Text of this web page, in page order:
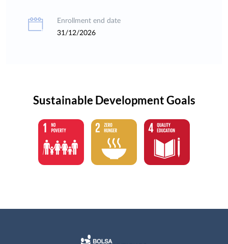
Enrollment end date
31/12/2026
Sustainable Development Goals